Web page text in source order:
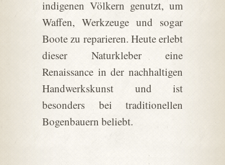
indigenen Völkern genutzt, um
Waffen, Werkzeuge und sogar
Boote zu reparieren. Heute erlebt
dieser Naturkleber eine
Renaissance in der nachhaltigen
Handwerkskunst und ist
besonders bei traditionellen
Bogenbauern beliebt.